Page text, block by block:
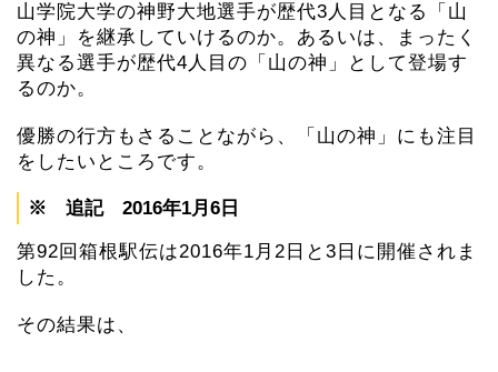
山学院大学の神野大地選手が歴代3人目となる「山
の神」を継承していけるのか。あるいは、まったく
異なる選手が歴代4人目の「山の神」として登場す
るのか。
優勝の行方もさることながら、「山の神」にも注目
をしたいところです。
※ 追記 2016年1月6日
第92回箱根駅伝は2016年1月2日と3日に開催されま
した。
その結果は、